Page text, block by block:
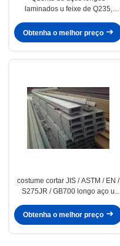
laminados u feixe de Q235,
produtos de aço A36
Obtenha o melhor preço
costume cortar JIS / ASTM / EN /
S275JR / GB700 longo aço u
Obtenha o melhor preço